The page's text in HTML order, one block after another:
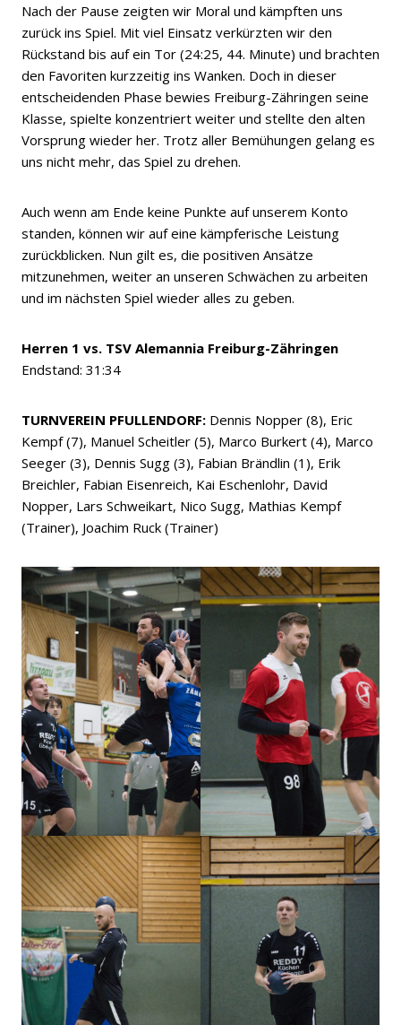
Nach der Pause zeigten wir Moral und kämpften uns
zurück ins Spiel. Mit viel Einsatz verkürzten wir den
Rückstand bis auf ein Tor (24:25, 44. Minute) und brachten
den Favoriten kurzzeitig ins Wanken. Doch in dieser
entscheidenden Phase bewies Freiburg-Zähringen seine
Klasse, spielte konzentriert weiter und stellte den alten
Vorsprung wieder her. Trotz aller Bemühungen gelang es
uns nicht mehr, das Spiel zu drehen.
Auch wenn am Ende keine Punkte auf unserem Konto
standen, können wir auf eine kämpferische Leistung
zurückblicken. Nun gilt es, die positiven Ansätze
mitzunehmen, weiter an unseren Schwächen zu arbeiten
und im nächsten Spiel wieder alles zu geben.
Herren 1 vs. TSV Alemannia Freiburg-Zähringen
Endstand: 31:34
TURNVEREIN PFULLENDORF: Dennis Nopper (8), Eric
Kempf (7), Manuel Scheitler (5), Marco Burkert (4), Marco
Seeger (3), Dennis Sugg (3), Fabian Brändlin (1), Erik
Breichler, Fabian Eisenreich, Kai Eschenlohr, David
Nopper, Lars Schweikart, Nico Sugg, Mathias Kempf
(Trainer), Joachim Ruck (Trainer)